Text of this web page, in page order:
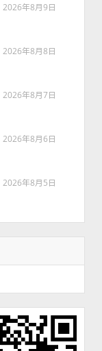
2026年8月9日
2026年8月8日
2026年8月7日
2026年8月6日
2026年8月5日